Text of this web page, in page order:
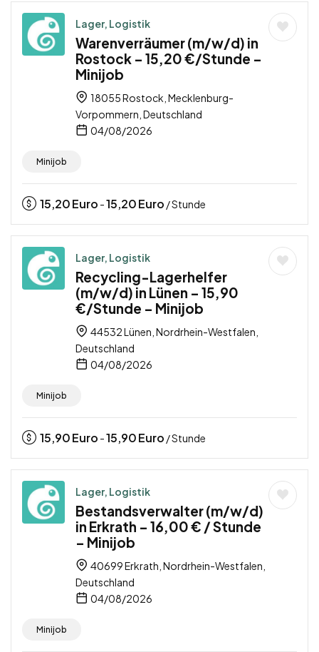
Lager, Logistik
Warenverräumer (m/w/d) in
Rostock – 15,20 €/Stunde –
Minijob
18055 Rostock, Mecklenburg-
Vorpommern, Deutschland
04/08/2026
Minijob
15,20Euro -15,20Euro / Stunde
Lager, Logistik
Recycling-Lagerhelfer
(m/w/d) in Lünen – 15,90
€/Stunde – Minijob
44532 Lünen, Nordrhein-Westfalen,
Deutschland
04/08/2026
Minijob
15,90Euro -15,90Euro / Stunde
Lager, Logistik
Bestandsverwalter (m/w/d)
in Erkrath – 16,00 € / Stunde
– Minijob
40699 Erkrath, Nordrhein-Westfalen,
Deutschland
04/08/2026
Minijob